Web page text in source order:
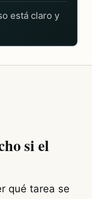
está claro y
si el
qué tarea se